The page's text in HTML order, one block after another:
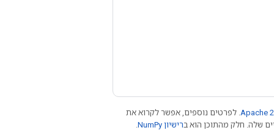
Apache . לפרטים נוספים, אפשר לקרוא את
רישיון NumPy‏